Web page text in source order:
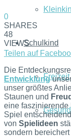
Schulkind
Freizeit
0
SHARES
48
VIEWS
Teilen auf
Die
Entwicklung
unser größtes
Staunen und
eine faszinierende
Spiel
von Spielideen
sondern